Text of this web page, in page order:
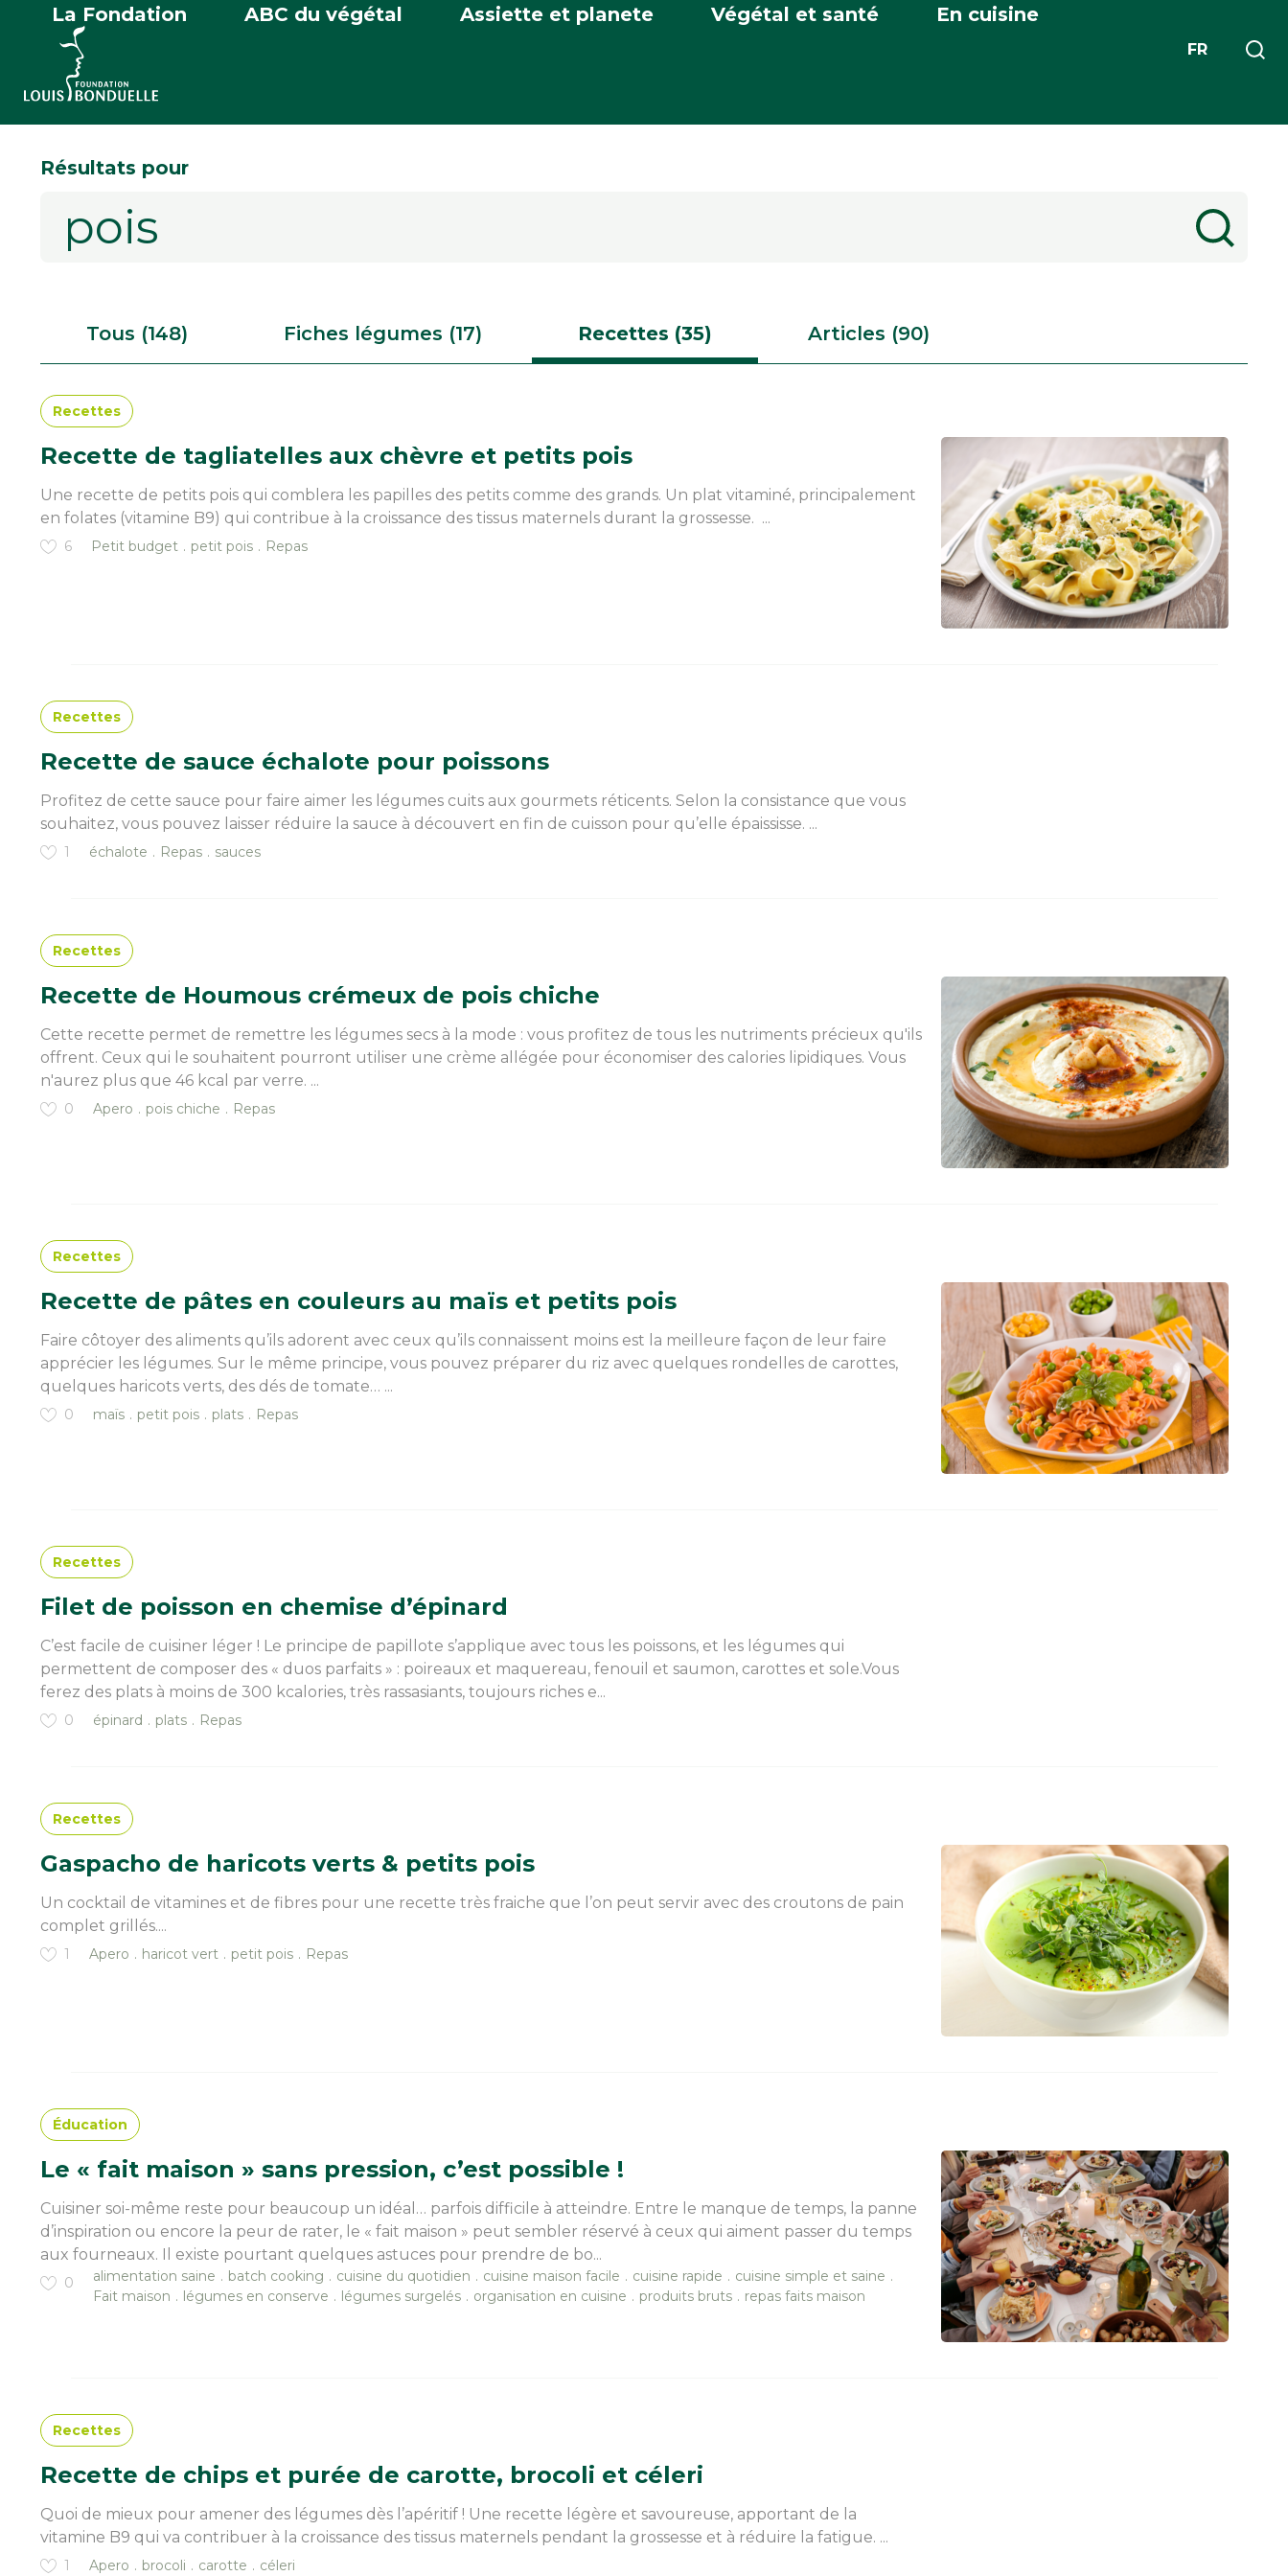
La Fondation ABC du végétal Assiette et planete Végétal et santé En cuisine
FR
Résultats pour
Tous (148) Fiches légumes (17) Recettes (35) Articles (90)
Recettes
Recette de tagliatelles aux chèvre et petits pois
Une recette de petits pois qui comblera les papilles des petits comme des grands. Un plat vitaminé, principalement
en folates (vitamine B9) qui contribue à la croissance des tissus maternels durant la grossesse. ...
6 Petit budget petit pois Repas
Recettes
Recette de sauce échalote pour poissons
Profitez de cette sauce pour faire aimer les légumes cuits aux gourmets réticents. Selon la consistance que vous
souhaitez, vous pouvez laisser réduire la sauce à découvert en fin de cuisson pour qu’elle épaississe. ...
1 échalote Repas sauces
Recettes
Recette de Houmous crémeux de pois chiche
Cette recette permet de remettre les légumes secs à la mode : vous profitez de tous les nutriments précieux qu'ils
offrent. Ceux qui le souhaitent pourront utiliser une crème allégée pour économiser des calories lipidiques. Vous
n'aurez plus que 46 kcal par verre. ...
0 Apero pois chiche Repas
Recettes
Recette de pâtes en couleurs au maïs et petits pois
Faire côtoyer des aliments qu’ils adorent avec ceux qu’ils connaissent moins est la meilleure façon de leur faire
apprécier les légumes. Sur le même principe, vous pouvez préparer du riz avec quelques rondelles de carottes,
quelques haricots verts, des dés de tomate… ...
0 maïs petit pois plats Repas
Recettes
Filet de poisson en chemise d’épinard
C’est facile de cuisiner léger ! Le principe de papillote s’applique avec tous les poissons, et les légumes qui
permettent de composer des « duos parfaits » : poireaux et maquereau, fenouil et saumon, carottes et sole.Vous
ferez des plats à moins de 300 kcalories, très rassasiants, toujours riches e...
0 épinard plats Repas
Recettes
Gaspacho de haricots verts & petits pois
Un cocktail de vitamines et de fibres pour une recette très fraiche que l’on peut servir avec des croutons de pain
complet grillés....
1 Apero haricot vert petit pois Repas
Éducation
Le « fait maison » sans pression, c’est possible !
Cuisiner soi-même reste pour beaucoup un idéal… parfois difficile à atteindre. Entre le manque de temps, la panne
d’inspiration ou encore la peur de rater, le « fait maison » peut sembler réservé à ceux qui aiment passer du temps
aux fourneaux. Il existe pourtant quelques astuces pour prendre de bo...
0 alimentation saine batch cooking cuisine du quotidien cuisine maison facile cuisine rapide
cuisine simple et saine
Fait maison
légumes en conserve légumes surgelés organisation en cuisine produits bruts repas faits maison
Recettes
Recette de chips et purée de carotte, brocoli et céleri
Quoi de mieux pour amener des légumes dès l’apéritif ! Une recette légère et savoureuse, apportant de la
vitamine B9 qui va contribuer à la croissance des tissus maternels pendant la grossesse et à réduire la fatigue. ...
1 Apero brocoli carotte céleri